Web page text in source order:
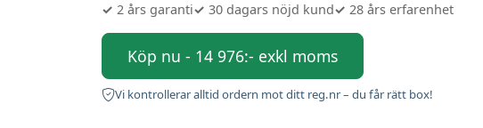
✓ 2 års garanti✓ 30 dagars nöjd kund✓ 28 års erfarenhet
Köp nu - 14 976:- exkl moms
Vi kontrollerar alltid ordern mot ditt reg.nr – du får rätt box!